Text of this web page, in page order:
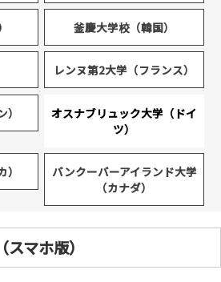
釜慶大学校（韓国）
レンヌ第2大学（フランス）
オスナブリュック大学（ドイ
ツ）
バンクーバーアイランド大学
（カナダ）
マホ版）